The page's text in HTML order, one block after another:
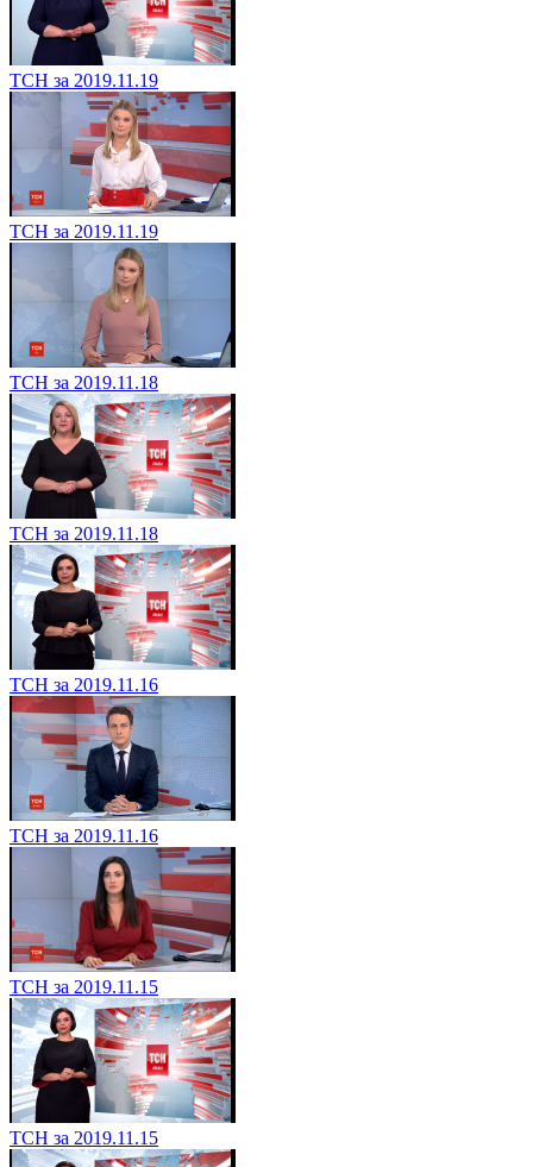
ТСН за 2019.11.19
ТСН за 2019.11.19
ТСН за 2019.11.18
ТСН за 2019.11.18
ТСН за 2019.11.16
ТСН за 2019.11.16
ТСН за 2019.11.15
ТСН за 2019.11.15